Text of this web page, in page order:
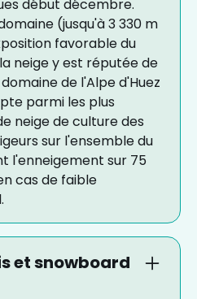
début décembre.
(jusqu'à 3 330 m
favorable du
neige y est réputée de
de l'Alpe d'Huez
parmi les plus
neige de culture des
sur l'ensemble du
l'enneigement sur 75
cas de faible
et snowboard